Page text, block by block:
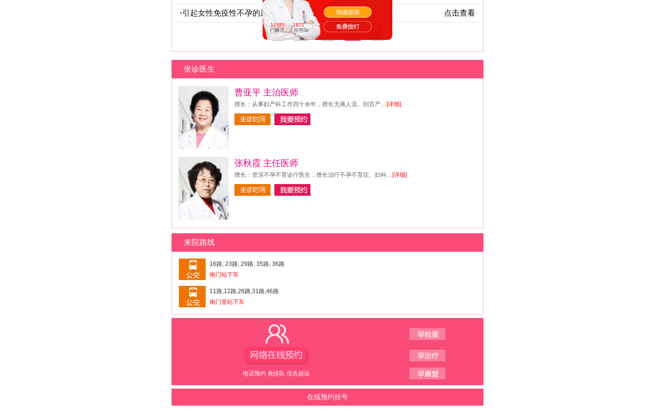
·引起女性免疫性不孕的原因有哪些 点击查看
< 1 ... 9 10
坐诊医生
曹亚平 主治医师
擅长：从事妇产科工作四十余年，擅长无痛人流、剖宫产…[详细]
张秋霞 主任医师
擅长：资深不孕不育诊疗医生，擅长治疗不孕不育症、妇科…[详细]
来院路线
16路; 23路; 29路; 35路; 36路
南门站下车
11路,12路,26路,31路,46路
南门里站下车
电话预约 免排队 优先就诊
在线预约挂号